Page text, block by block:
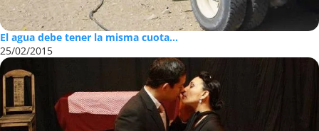
El agua debe tener la misma cuota...
25/02/2015